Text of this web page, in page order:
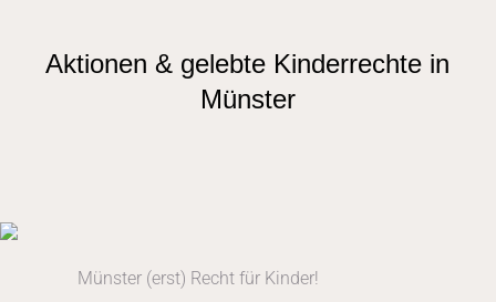
Aktionen & gelebte Kinderrechte in
Münster
Münster (erst) Recht für Kinder!